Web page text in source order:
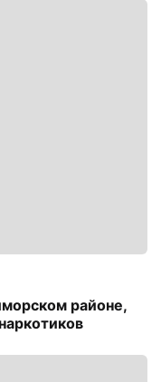
районе,